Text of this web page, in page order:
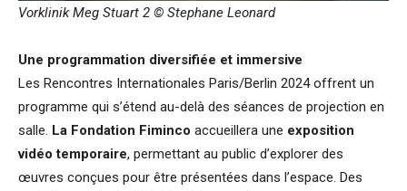
Vorklinik Meg Stuart 2 © Stephane Leonard
Une programmation diversifiée et immersive
Les Rencontres Internationales Paris/Berlin 2024 offrent un
programme qui s’étend au-delà des séances de projection en
salle. La Fondation Fiminco accueillera une exposition
vidéo temporaire, permettant au public d’explorer des
œuvres conçues pour être présentées dans l’espace. Des